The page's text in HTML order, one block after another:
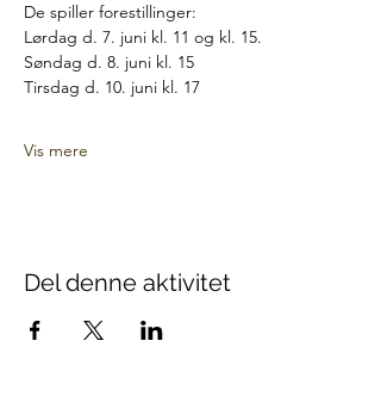
De spiller forestillinger:
Lørdag d. 7. juni kl. 11 og kl. 15.
Søndag d. 8. juni kl. 15
Tirsdag d. 10. juni kl. 17
Vis mere
Del denne aktivitet